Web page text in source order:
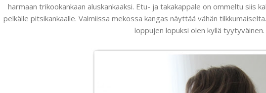
harmaan trikookankaan aluskankaaksi. Etu- ja takakappale on ommeltu siis
pelkälle pitsikankaalle. Valmiissa mekossa kangas näyttää vähän
loppujen lopuksi olen kyllä tyytyväinen.